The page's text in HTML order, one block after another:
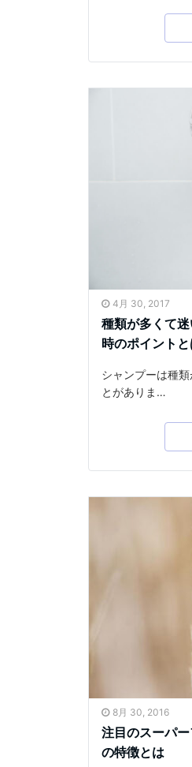
4月 30, 2017
種類が多くて
時のポイントと
シャンプーは種
とがありま…
8月 30, 2016
注目のスーパ
の特徴とは